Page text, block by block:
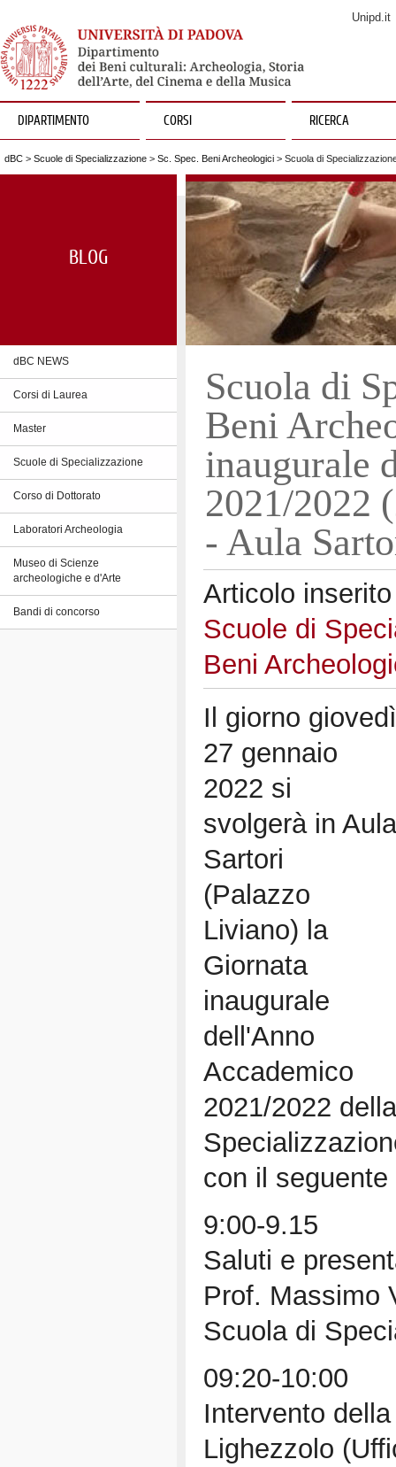
Unipd.it
DIPARTIMENTO CORSI RICERCA
dBC > Scuole di Specializzazione > Sc. Spec. Beni Archeologici > Scuola di
BLOG
dBC NEWS
Corsi di Laurea
Master
Scuole di Specializzazione
Corso di Dottorato
Laboratori Archeologia
Museo di Scienze
archeologiche e d'Arte
Bandi di concorso
Scuola di
Beni
inaugurale
2021/2022
- Aula
Articolo
Scuole di
Beni
Il giorno giovedì
27 gennaio
2022 si
svolgerà in Aula
Sartori
(Palazzo
Liviano) la
Giornata
inaugurale
dell'Anno
Accademico
2021/2022
con il
9:00-9.15
Saluti e
Prof. Massimo
Scuola di
09:20-10:00
Intervento
Lighezzolo